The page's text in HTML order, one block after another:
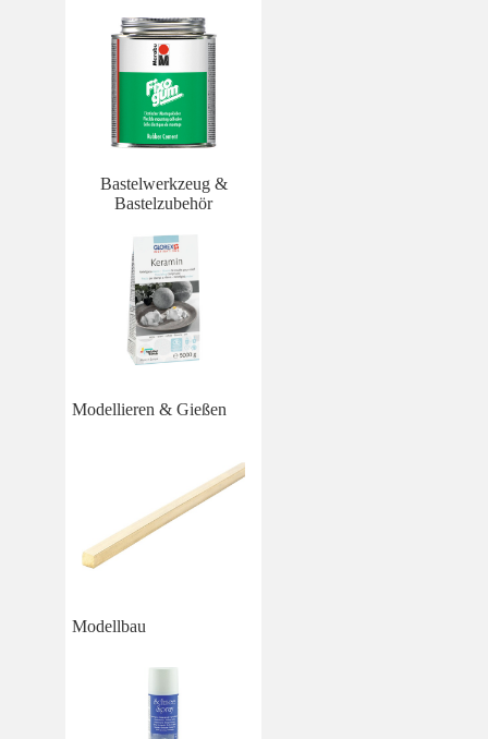
Bastelwerkzeug &
Bastelzubehör
Modellieren & Gießen
Modellbau